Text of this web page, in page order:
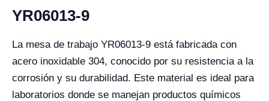
YR06013-9
La mesa de trabajo YR06013-9 está fabricada con
acero inoxidable 304, conocido por su resistencia a la
corrosión y su durabilidad. Este material es ideal para
laboratorios donde se manejan productos químicos